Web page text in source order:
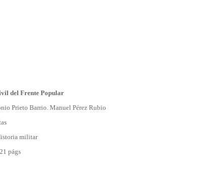
del Frente Popular
Prieto Barrio. Manuel Pérez Rubio
militar
págs